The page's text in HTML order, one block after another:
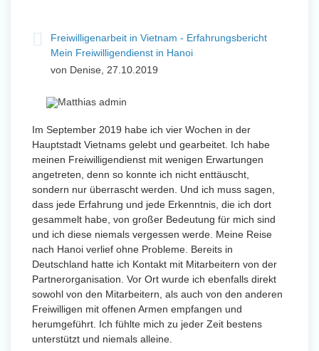
Freiwilligenarbeit in Vietnam - Erfahrungsbericht
Mein Freiwilligendienst in Hanoi
von Denise, 27.10.2019
Im September 2019 habe ich vier Wochen in der
Hauptstadt Vietnams gelebt und gearbeitet. Ich habe
meinen Freiwilligendienst mit wenigen Erwartungen
angetreten, denn so konnte ich nicht enttäuscht,
sondern nur überrascht werden. Und ich muss sagen,
dass jede Erfahrung und jede Erkenntnis, die ich dort
gesammelt habe, von großer Bedeutung für mich sind
und ich diese niemals vergessen werde. Meine Reise
nach Hanoi verlief ohne Probleme. Bereits in
Deutschland hatte ich Kontakt mit Mitarbeitern von der
Partnerorganisation. Vor Ort wurde ich ebenfalls direkt
sowohl von den Mitarbeitern, als auch von den anderen
Freiwilligen mit offenen Armen empfangen und
herumgeführt. Ich fühlte mich zu jeder Zeit bestens
unterstützt und niemals alleine.